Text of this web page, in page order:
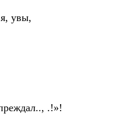
увы,
.!»!